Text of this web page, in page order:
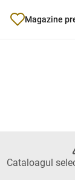
Magazine
Cataloagul